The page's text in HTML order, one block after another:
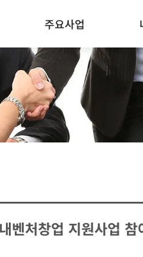
주요사업
벤처창업 지원사업 참